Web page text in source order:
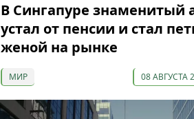
В Сингапуре знаменитый
устал от пенсии и стал
женой на рынке
МИР 08 АВГУСТА